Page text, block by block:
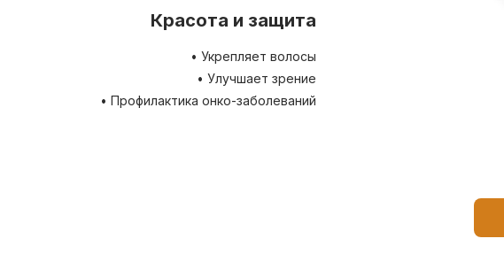
Красота и защита
• Укрепляет волосы
• Улучшает зрение
• Профилактика онко-заболеваний